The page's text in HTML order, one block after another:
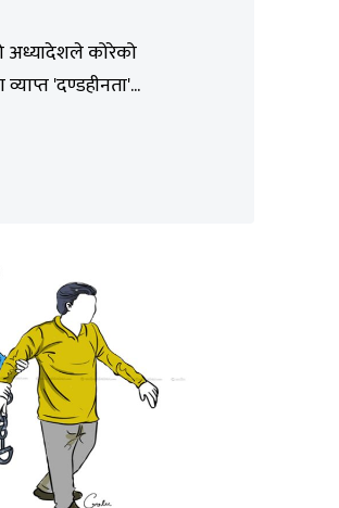
अध्यादेशले कोरेको
'दण्डहीनता'...